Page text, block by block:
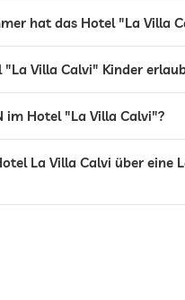
24h Empfang
hat das Hotel "La Villa
"La Villa Calvi" Kinder
im Hotel "La Villa Calvi"?
La Villa Calvi über eine